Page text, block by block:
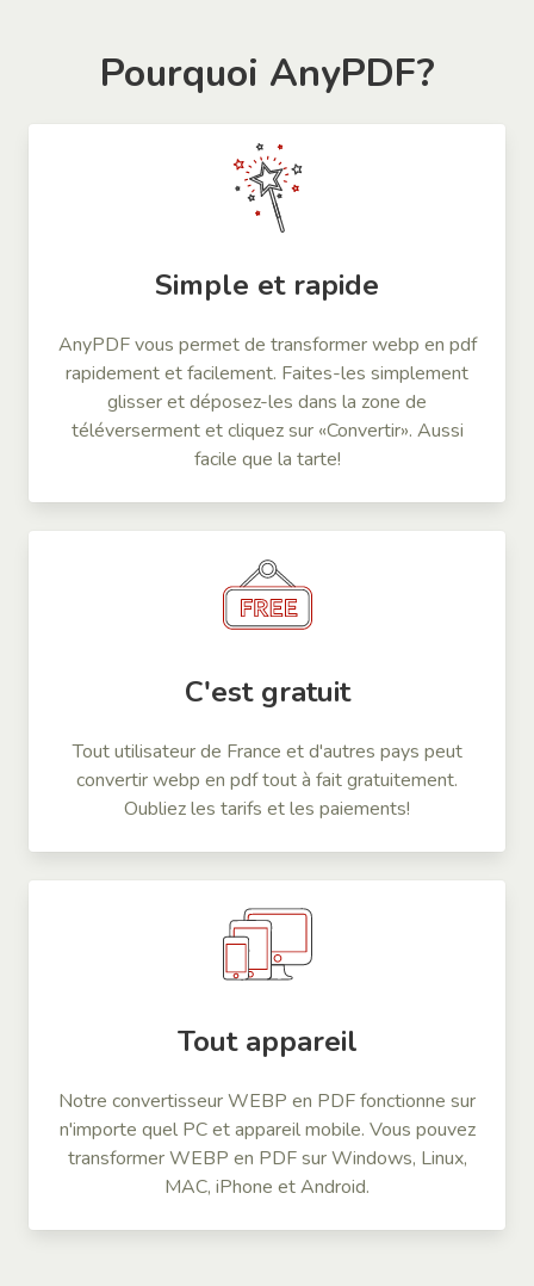
Pourquoi AnyPDF?
Simple et rapide
AnyPDF vous permet de transformer webp en pdf
rapidement et facilement. Faites-les simplement
glisser et déposez-les dans la zone de
téléverserment et cliquez sur «Convertir». Aussi
facile que la tarte!
C'est gratuit
Tout utilisateur de France et d'autres pays peut
convertir webp en pdf tout à fait gratuitement.
Oubliez les tarifs et les paiements!
Tout appareil
Notre convertisseur WEBP en PDF fonctionne sur
n'importe quel PC et appareil mobile. Vous pouvez
transformer WEBP en PDF sur Windows, Linux,
MAC, iPhone et Android.